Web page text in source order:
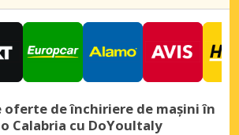
oferte de închiriere de mașini în
Calabria cu DoYouItaly